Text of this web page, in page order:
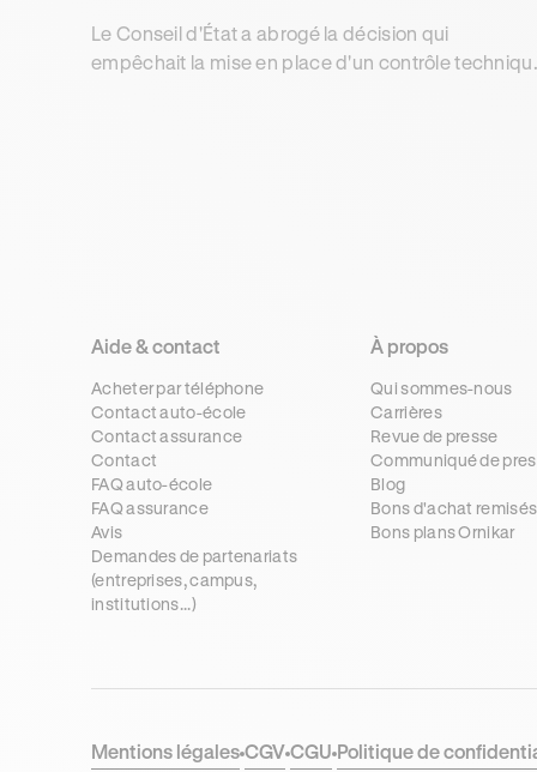
Le Conseil d'État a abrogé la décision qui
empêchait la mise en place d'un contrôle
Aide & contact
Acheter par téléphone
Contact auto-école
Contact assurance
Contact
FAQ auto-école
FAQ assurance
Avis
Demandes de partenariats
(entreprises, campus,
institutions...)
À propos
Qui sommes-nous
Carrières
Revue de presse
Communiqué de
Blog
Bons d'achat remisés
Bons plans Ornikar
Mentions légales CGV CGU Politique de